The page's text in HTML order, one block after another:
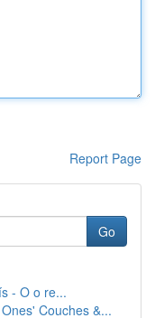
Report Page
Go
- O o re...
Couches &...